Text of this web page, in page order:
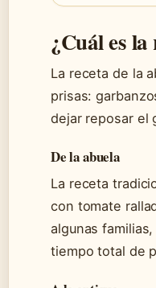
¿Cuál es
La receta de la
prisas:
dejar reposar el
De la abuela
La receta
con tomate
algunas
tiempo total de